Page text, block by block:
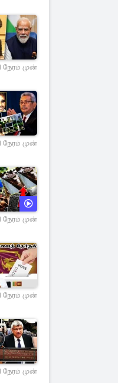
நேரம் முன்
நேரம் முன்
நேரம் முன்
நேரம் முன்
நேரம் முன்